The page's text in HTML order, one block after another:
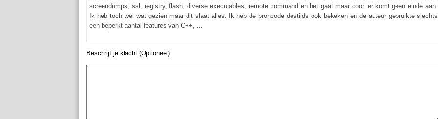
screendumps, ssl, registry, flash, diverse executables, remote command en het gaat maar door..er komt geen einde aan.
Ik heb toch wel wat gezien maar dit slaat alles. Ik heb de broncode destijds ook bekeken en de auteur gebruikte slechts
een beperkt aantal features van C++, ...
Beschrijf je klacht (Optioneel):